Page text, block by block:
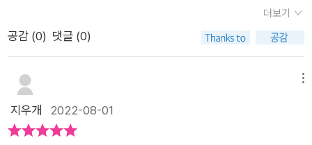
알려주고 싶다면 이 그림책 매력있어요[출판사로부터 도서 협찬
을 받았고 본인의 주관적인 견해에 의하여 작성함]
개를 하게 했어요그리고 우리도멋진 콩이 되어보자고선글라스를
만들고사진도 짜짠~~~^^v그 외로 나의 미래의 멋진모습그리기
이를 했네요~^^아이들이 책을 재미있어 하네요그림도 귀엽고아
이들이 너무 좋아했어요~^^어느 장면에서는 폭소하고공감하네
요~^^아이들과 나다움진정한 멋이라는 것에 대해 깊이 이야기
더보기
공감 (0) 댓글 (0)
지우개 2022-08-01